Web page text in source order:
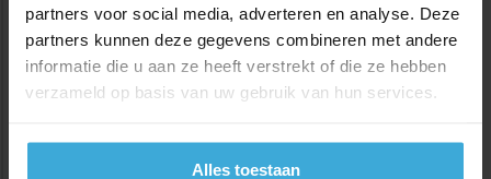
partners voor social media, adverteren en analyse. Deze
partners kunnen deze gegevens combineren met andere
informatie die u aan ze heeft verstrekt of die ze hebben
verzameld op basis van uw gebruik van hun services.
Alles toestaan
+/- 2 mm lengtetolerantie
Materiaalkosten